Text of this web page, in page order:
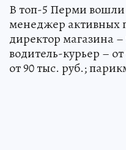
В топ-5 Перми вошли
менеджер активных
директор магазина –
водитель-курьер –
от 90 тыс. руб.;